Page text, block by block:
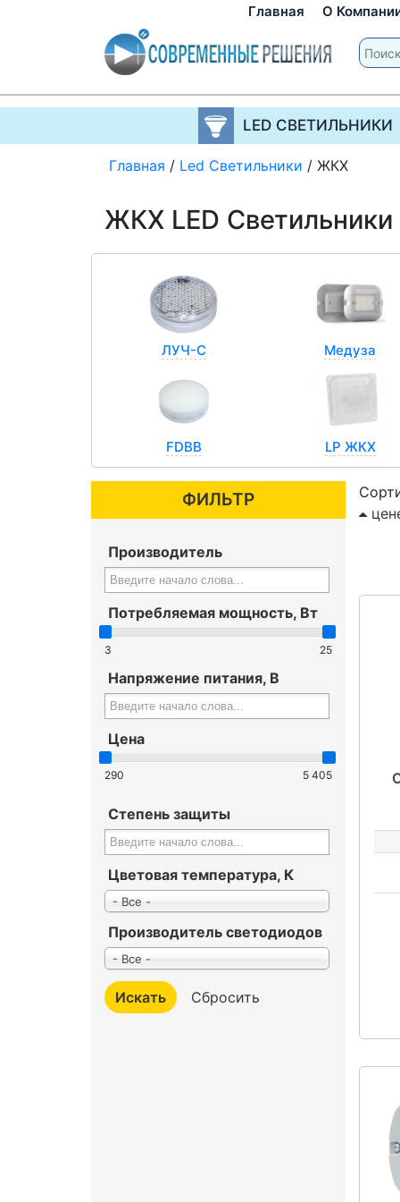
Главная О
LED СВЕТИЛЬНИКИ
Главная / Led Светильники / ЖКХ
ЖКХ LED
ЛУЧ-С Медуза
FDBB LP ЖКХ
ФИЛЬТР
Производитель
Потребляемая мощность, Вт
3 25
Напряжение питания, В
Цена
290 5 405
Степень защиты
Цветовая температура, К
- Все -
Производитель светодиодов
- Все -